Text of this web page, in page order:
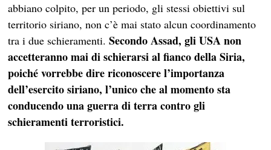
abbiano colpito, per un periodo, gli stessi obiettivi sul
territorio siriano, non c’è mai stato alcun coordinamento
tra i due schieramenti.Secondo Assad, gli USA non
accetteranno mai di schierarsi al fianco della Siria,
poiché vorrebbe dire riconoscere l’importanza
dell’esercito siriano, l’unico che al momento sta
conducendo una guerra di terra contro gli
schieramenti terroristici.